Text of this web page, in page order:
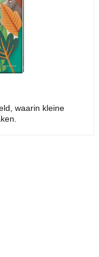
waarin kleine